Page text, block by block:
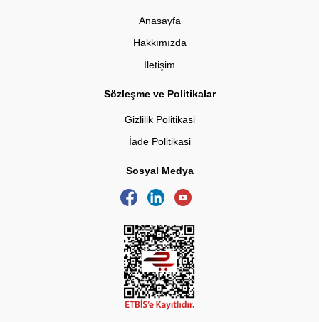
Anasayfa
Hakkımızda
İletişim
Sözleşme ve Politikalar
Gizlilik Politikasi
İade Politikasi
Sosyal Medya